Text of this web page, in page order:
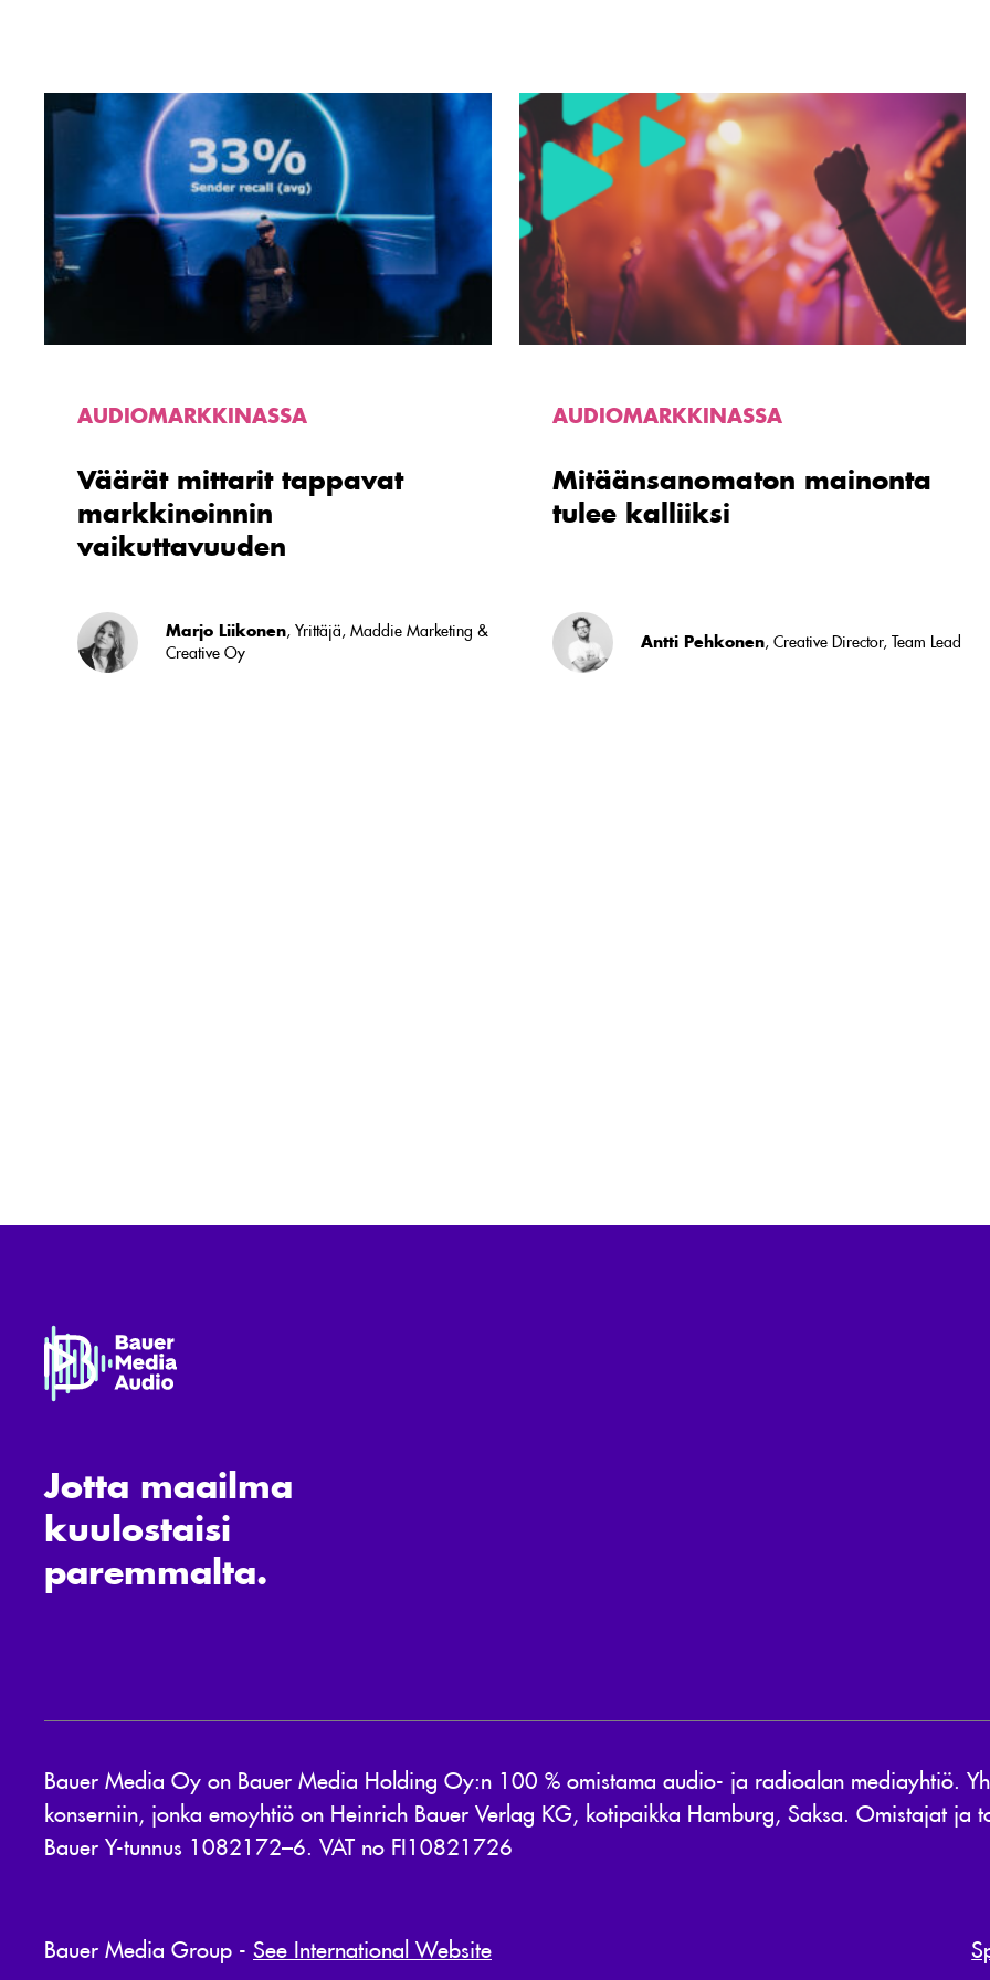
artikkeli
mittarit
tappavat
markkinoinnin
vaikuttavuuden
AUDIOMARKKINASSA
Väärät mittarit tappavat
markkinoinnin
vaikuttavuuden
Marjo Liikonen, Yrittäjä, Maddie Marketing &
Creative Oy
Lue
artikkeli
Mitäänsanomaton
mainonta
tulee
kalliiksi
AUDIOMARKKINASSA
Mitäänsanomaton mainonta
tulee kalliiksi
Antti Pehkonen, Creative Director, Team Lead
Jotta maailma
kuulostaisi
paremmalta.
Bauer Media Oy on Bauer Media Holding Oy:n 100 % omistama audio- ja radioalan mediayhtiö.
konserniin, jonka emoyhtiö on Heinrich Bauer Verlag KG, kotipaikka Hamburg, Saksa. Omistajat ja
Bauer Y-tunnus 1082172–6. VAT no FI10821726
Bauer Media Group - See International Website